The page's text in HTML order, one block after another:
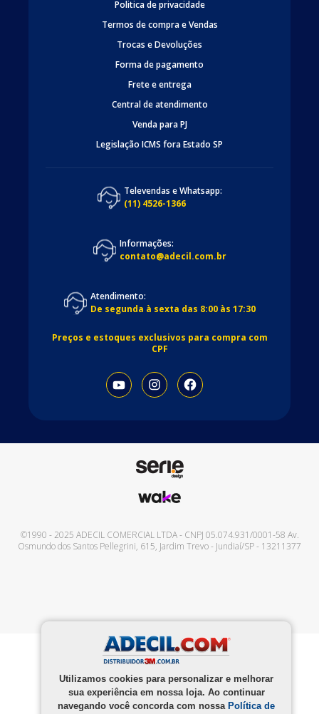
Utilizamos cookies para personalizar e melhorar
sua experiência em nossa loja. Ao continuar
navegando você concorda com nossa Política de
Politica de privacidade
Termos de compra e Vendas
Trocas e Devoluções
Forma de pagamento
Frete e entrega
Central de atendimento
Venda para PJ
Legislação ICMS fora Estado SP
Televendas e Whatsapp:
(11) 4526-1366
Informações:
contato@adecil.com.br
Atendimento:
De segunda à sexta das 8:00 às 17:30
Preços e estoques exclusivos para compra com
CPF
©1990 - 2025 ADECIL COMERCIAL LTDA- CNPJ 05.074.931/0001-58 Av.
Osmundo dos Santos Pellegrini, 615, Jardim Trevo- Jundiaí/SP- 13211377